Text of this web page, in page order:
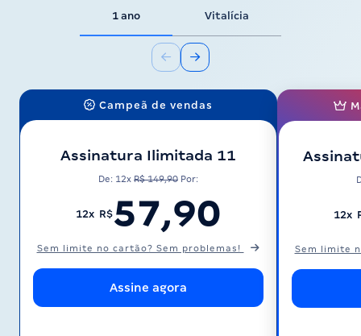
1 ano Vitalícia
Campeã de vendas
Assinatura Ilimitada 11
De: 12x R$ 149,90 Por:
12x R$57,90
Sem limite no cartão? Sem problemas!
Assine agora
12x
Sem limite